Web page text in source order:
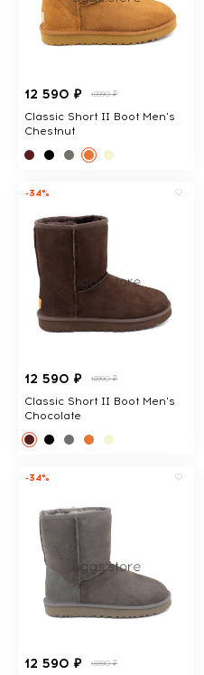
12 590 ₽ 18990 ₽
Classic Short II Boot Men's
Chestnut
-34%
12 590 ₽ 18990 ₽
Classic Short II Boot Men's
Chocolate
-34%
12 590 ₽ 18990 ₽